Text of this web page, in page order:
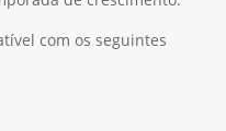
com os seguintes